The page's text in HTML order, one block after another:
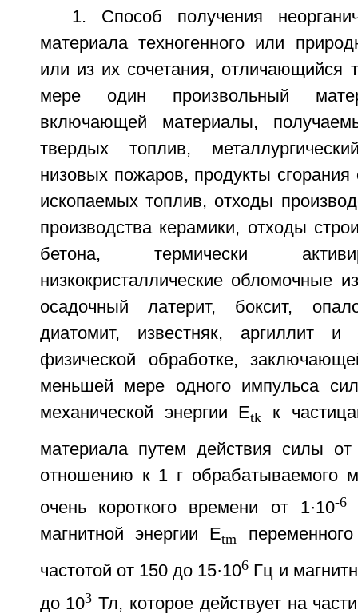
1. Способ получения
материала техногенного или
или из их сочетания, отличающийся
мере один произвольный
включающей материалы,
твердых топлив,
низовых пожаров, продукты
ископаемых топлив, отходы
производства керамики, отходы
бетона, термически
низкокристаллические обломочные
осадочный латерит, боксит,
диатомит, известняк, аргиллит и
физической обработке,
меньшей мере одного импульса
механической энергии Etk
к
материала путем действия силы
отношению к 1 г обрабатываемого
очень короткого времени от 1·10-6
магнитной энергии Etm
частотой от 150 до 15·106 Гц и
до 103 Тл, которое действует на